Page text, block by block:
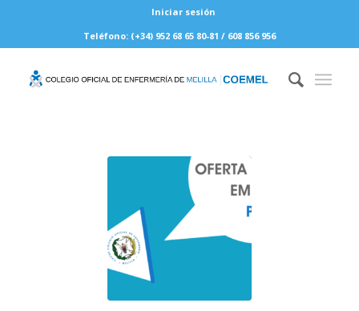
Iniciar sesión
Teléfono: (+34) 952 68 65 80-81 / 608 856 956